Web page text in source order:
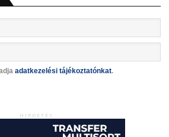
adatkezelési tájékoztatónkat.
HIRDETÉS